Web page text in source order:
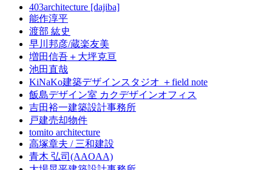
403architecture [dajiba]
能作淳平
渡部 紘史
早川邦彦/蔵楽友美
増田信吾＋大坪克亘
池田直哉
KiNaKo建築デザインスタジオ ＋field note
飯島デザイン室 カクデザインオフィス
吉田裕一建築設計事務所
戸建売却物件
tomito architecture
高塚章夫 / 三和建設
青木 弘司(AAOAA)